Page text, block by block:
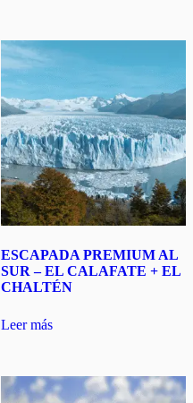
ESCAPADA PREMIUM AL
SUR – EL CALAFATE + EL
CHALTÉN
Leer más